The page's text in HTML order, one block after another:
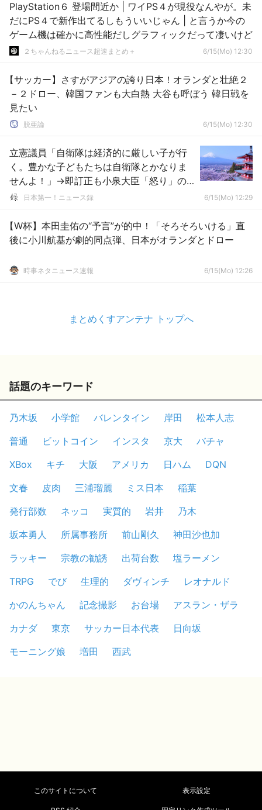
PlayStation６ 登場間近か | ワイPS４が現役なんやが。未
だにPS４で新作出てるしもういいじゃん | と言うか今の
ゲーム機は確かに高性能だしグラフィックだって凄いけど
２ちゃんねるニュース超速まとめ＋ 6/15(Mo) 12:30
【サッカー】さすがアジアの誇り日本！オランダと壮絶２
－２ドロー、韓国ファンも大白熱 大谷も呼ぼう 韓日戦を
見たい
脱亜論 6/15(Mo) 12:30
立憲議員「自衛隊は経済的に厳しい子が行
く。豊かな子どもたちは自衛隊とかなりま
せんよ！」→即訂正も小泉大臣「怒り」の
猛反論日本第一！ニュース録 6/15(Mo) 12:29
【W杯】本田圭佑の“予言”が的中！「そろそろいける」直
後に小川航基が劇的同点弾、日本がオランダとドロー
時事ネタニュース速報 6/15(Mo) 12:26
まとめくすアンテナ トップへ
話題のキーワード
乃木坂 小学館 バレンタイン 岸田
松本人志
普通
ビットコイン インスタ 京大
バチャ
XBox
キチ 大阪 アメリカ 日ハム
DQN
文春
皮肉 三浦瑠麗 ミス日本
稲葉
発行部数
ネッコ 実質的 岩井
乃木
坂本勇人
所属事務所 前山剛久
神田沙也加
ラッキー
宗教の勧誘 出荷台数
塩ラーメン
TRPG
でび 生理的 ダヴィンチ
レオナルド
かのんちゃん
記念撮影 お台場
アスラン・ザラ
カナダ
東京 サッカー日本代表
日向坂
モーニング娘
増田 西武
このサイトについて 表示設定